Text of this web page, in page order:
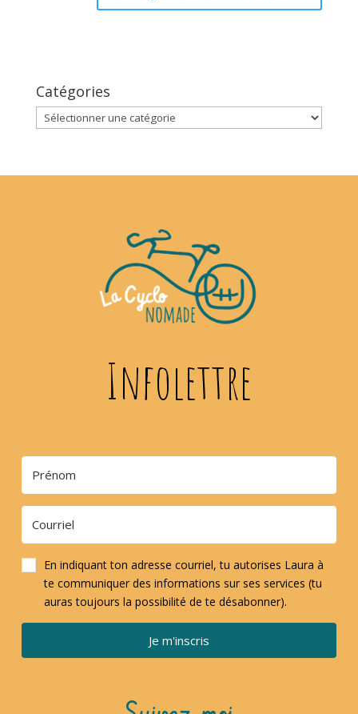
Catégories
Catégories
Infolettre
En indiquant ton adresse courriel, tu autorises Laura à
te communiquer des informations sur ses services (tu
auras toujours la possibilité de te désabonner).
Je m'inscris